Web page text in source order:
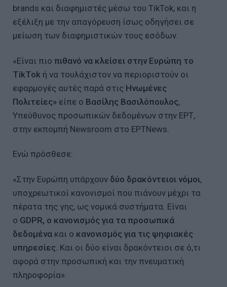
brands και διαφημιστές μέσω του TikTok, και η
εξέλιξη με την απαγόρευση ίσως οδηγήσει σε
μείωση των διαφημιστικών τους εσόδων.
«Είναι πιο πιθανό να κλείσει στην Ευρώπη το
TikTok ή να τουλάχιστον να περιοριστούν οι
εφαρμογές αυτές παρά στις Ηνωμένες
Πολιτείες» είπε ο Βασίλης Βασιλόπουλος,
Υπεύθυνος προσωπικών δεδομένων στην ΕΡΤ,
στην εκπομπή Newsroom στο ΕΡΤΝews.
Ενώ πρόσθεσε:
«Στην Ευρώπη υπάρχουν δύο δρακόντειοι νόμοι,
υποχρεωτικοί κανονισμοί που πιάνουν μέχρι τα
πέρατα της γης, ως νομικά συστήματα. Είναι
ο GDPR, ο κανονισμός για τα προσωπικά
δεδομένα και ο κανονισμός για τις ψηφιακές
υπηρεσίες. Και οι δύο είναι δρακόντειοι σε ό,τι
αφορά στην προσωπική και την πνευματική
πληροφορία».